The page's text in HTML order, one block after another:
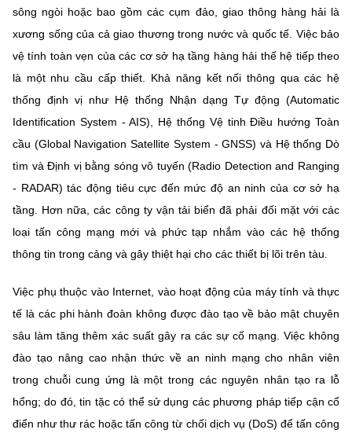
sông ngòi hoặc bao gồm các cụm đảo, giao thông hàng hải là
xương sống của cả giao thương trong nước và quốc tế. Việc bảo
vệ tính toàn vẹn của các cơ sở hạ tầng hàng hải thế hệ tiếp theo
là một nhu cầu cấp thiết. Khả năng kết nối thông qua các hệ
thống định vị như Hệ thống Nhận dạng Tự động (Automatic
Identification System - AIS), Hệ thống Vệ tinh Điều hướng Toàn
cầu (Global Navigation Satellite System - GNSS) và Hệ thống Dò
tìm và Định vị bằng sóng vô tuyến (Radio Detection and Ranging
- RADAR) tác động tiêu cực đến mức độ an ninh của cơ sở hạ
tầng. Hơn nữa, các công ty vận tải biển đã phải đối mặt với các
loại tấn công mạng mới và phức tạp nhắm vào các hệ thống
thông tin trong cảng và gây thiệt hại cho các thiết bị lõi trên tàu.
Việc phụ thuộc vào Internet, vào hoạt động của máy tính và thực
tế là các phi hành đoàn không được đào tạo về bảo mật chuyên
sâu làm tăng thêm xác suất gây ra các sự cố mạng. Việc không
đào tạo nâng cao nhận thức về an ninh mạng cho nhân viên
trong chuỗi cung ứng là một trong các nguyên nhân tạo ra lỗ
hổng; do đó, tin tặc có thể sử dụng các phương pháp tiếp cận cổ
điển như thư rác hoặc tấn công từ chối dịch vụ (DoS) để tấn công